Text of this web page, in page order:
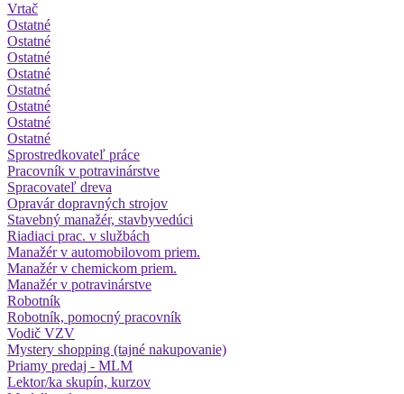
Vrtač
Ostatné
Ostatné
Ostatné
Ostatné
Ostatné
Ostatné
Ostatné
Ostatné
Sprostredkovateľ práce
Pracovník v potravinárstve
Spracovateľ dreva
Opravár dopravných strojov
Stavebný manažér, stavbyvedúci
Riadiaci prac. v službách
Manažér v automobilovom priem.
Manažér v chemickom priem.
Manažér v potravinárstve
Robotník
Robotník, pomocný pracovník
Vodič VZV
Mystery shopping (tajné nakupovanie)
Priamy predaj - MLM
Lektor/ka skupín, kurzov